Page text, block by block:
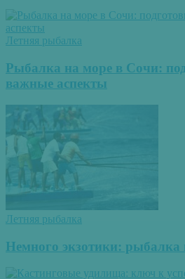
Летняя рыбалка
Рыбалка на море в Сочи:
важные аспекты
Летняя рыбалка
Немного экзотики: